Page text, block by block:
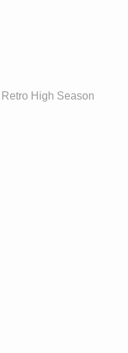
High Season